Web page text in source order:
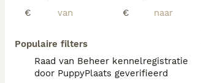
€
€
Populaire filters
Raad van Beheer kennelregistratie
door PuppyPlaats geverifieerd